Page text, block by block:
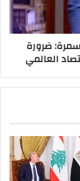
ضرورة
العالمي